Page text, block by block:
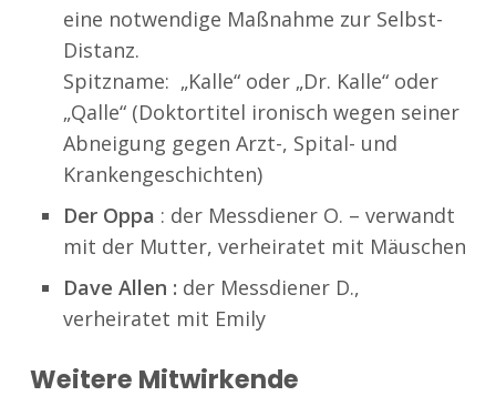
eine notwendige Maßnahme zur Selbst-
Distanz.
Spitzname: „Kalle“ oder „Dr. Kalle“ oder
„Qalle“ (Doktortitel ironisch wegen seiner
Abneigung gegen Arzt-, Spital- und
Krankengeschichten)
Der Oppa : der Messdiener O. – verwandt
mit der Mutter, verheiratet mit Mäuschen
Dave Allen : der Messdiener D.,
verheiratet mit Emily
Weitere Mitwirkende